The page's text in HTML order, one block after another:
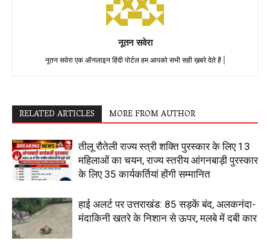
नूतन सवेरा
नूतन सवेरा एक ऑनलाइन हिंदी पोर्टल हम आपको सभी सही ख़बरे देते है |
RELATED ARTICLES MORE FROM AUTHOR
तीलू रौतेली राज्य स्त्री शक्ति पुरस्कार के लिए 13
महिलाओं का चयन, राज्य स्तरीय आंगनबाड़ी पुरस्कार
के लिए 35 कार्यकर्तियां होंगी सम्मानित
हाई अलर्ट पर उत्तराखंड: 85 सड़कें बंद, अलकनंदा-
मंदाकिनी खतरे के निशान से ऊपर, मलबे में दबी कार